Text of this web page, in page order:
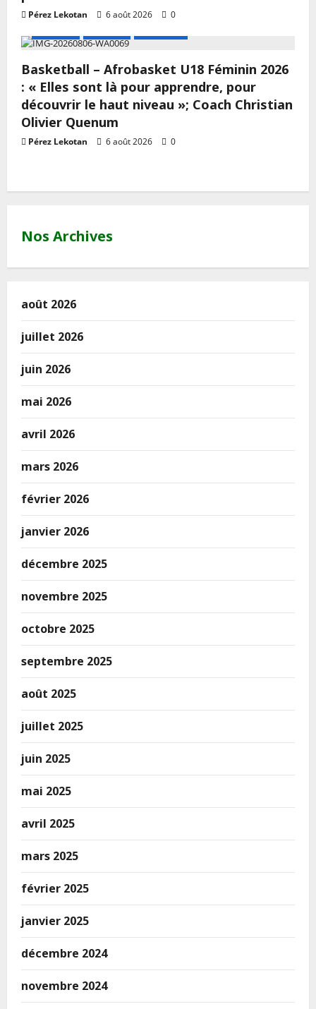
Pérez Lekotan 6 août 2026
0
Basketball – Afrobasket U18 Féminin 2026
: « Elles sont là pour apprendre, pour
découvrir le haut niveau »; Coach Christian
Olivier Quenum
Pérez Lekotan 6 août 2026 0
Nos Archives
août 2026
juillet 2026
juin 2026
mai 2026
avril 2026
mars 2026
février 2026
janvier 2026
décembre 2025
novembre 2025
octobre 2025
septembre 2025
août 2025
juillet 2025
juin 2025
mai 2025
avril 2025
mars 2025
février 2025
janvier 2025
décembre 2024
novembre 2024